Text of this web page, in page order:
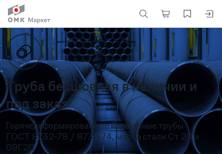
Труба бесшовная в наличии и
под заказ
Горячедеформированные бесшовные трубы
ГОСТ 8732-78 / 8731-74, марка стали Ст 20 и
09Г2С